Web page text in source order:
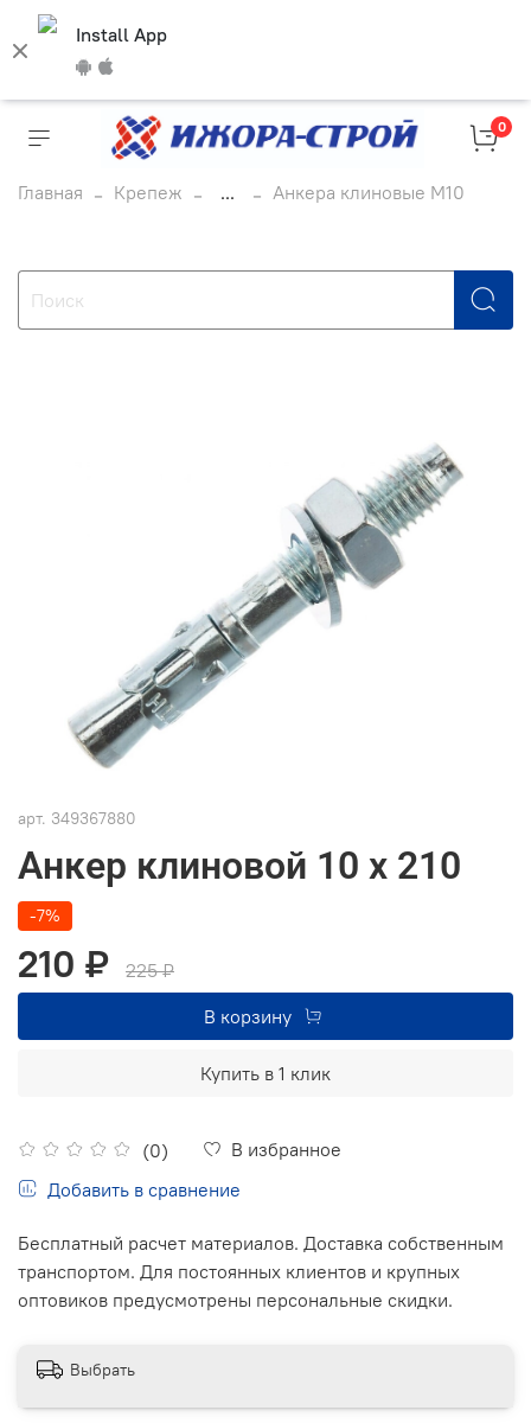
Install App
0
Главная Крепеж ... Анкера клиновые М10
арт. 349367880
Анкер клиновой 10 x 210
(0)
В избранное
Добавить в сравнение
-7%
210 ₽
225 ₽
В корзину
Купить в 1 клик
Бесплатный расчет материалов. Доставка собственным
транспортом. Для постоянных клиентов и крупных
оптовиков предусмотрены персональные скидки.
Выбрать